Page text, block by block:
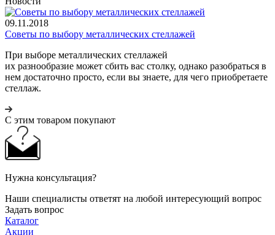
09.11.2018
Советы по выбору металлических стеллажей
При выборе металлических стеллажей
их разнообразие может сбить вас столку, однако разобраться в
нем достаточно просто, если вы знаете, для чего приобретаете
стеллаж.
С этим товаром покупают
Нужна консультация?
Наши специалисты ответят на любой интересующий вопрос
Задать вопрос
Каталог
Акции